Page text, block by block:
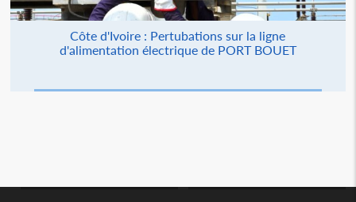
Côte d'Ivoire : Pertubations sur la ligne
d'alimentation électrique de PORT BOUET